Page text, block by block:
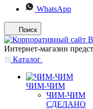
WhatsApp
Поиск
Интернет-магазин
Каталог
ЧИМ-ЧИМ
ЧИМ-ЧИМ
СДЕЛАНО